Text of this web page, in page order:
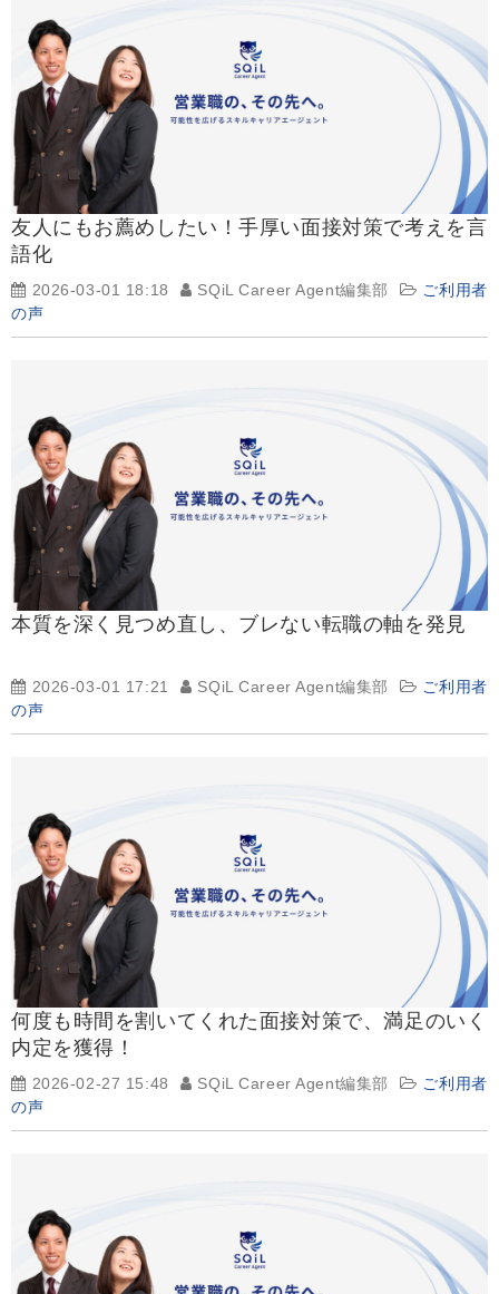
友人にもお薦めしたい！手厚い面接対策で考えを言
語化
2026-03-01 18:18 SQiL Career Agent編集部
ご利用者
の声
本質を深く見つめ直し、ブレない転職の軸を発見
2026-03-01 17:21 SQiL Career Agent編集部
ご利用者
の声
何度も時間を割いてくれた面接対策で、満足のいく
内定を獲得！
2026-02-27 15:48 SQiL Career Agent編集部
ご利用者
の声